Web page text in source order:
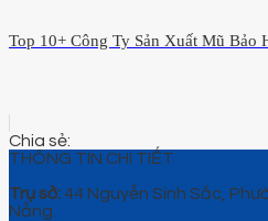
Top 10+ Công Ty Sản Xuất Mũ Bảo
THÔNG TIN CHI TIẾT
Trụ sở: 44 Nguyễn Sinh Sắc,
Nẵng.